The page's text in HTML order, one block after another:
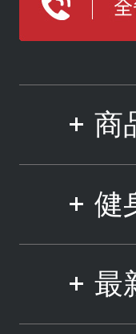
商
健
最